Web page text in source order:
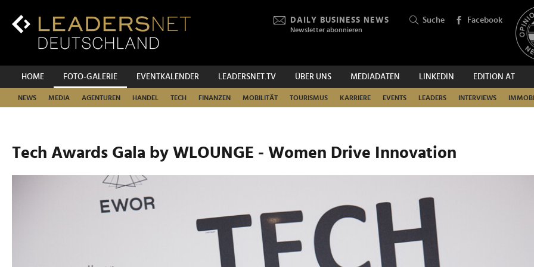
Inhalt
Hauptnavigation
DAILY BUSINESS NEWS
Newsletter abonnieren
Suche Facebook
HOME FOTO-GALERIE EVENTKALENDER LEADERSNET.TV ÜBER UNS MEDIADATEN LINKEDIN EDITION AT
NEWS MEDIA AGENTUREN HANDEL TECH FINANZEN MOBILITÄT TOURISMUS KARRIERE EVENTS LEADERS INTERVIEWS
SUCHEN
Tech Awards Gala by WLOUNGE - Women Drive Innovation